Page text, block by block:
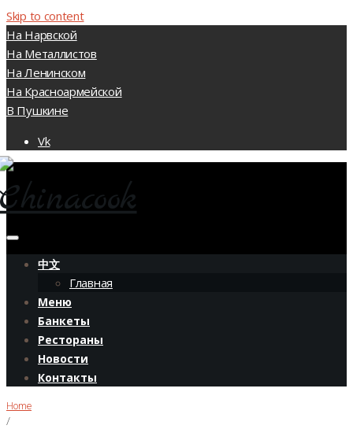
Skip to content
На Нарвской
На Металлистов
На Ленинском
На Красноармейской
В Пушкине
Vk
中文
Главная
Меню
Банкеты
Рестораны
Новости
Контакты
Home
/